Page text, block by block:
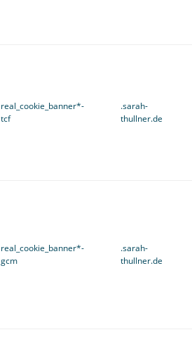
real_cookie_banner*-
tcf
.sarah-
thullner.de
real_cookie_banner*-
gcm
.sarah-
thullner.de